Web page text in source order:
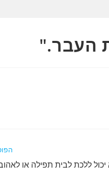
העבר."
ללכת לבית תפילה או